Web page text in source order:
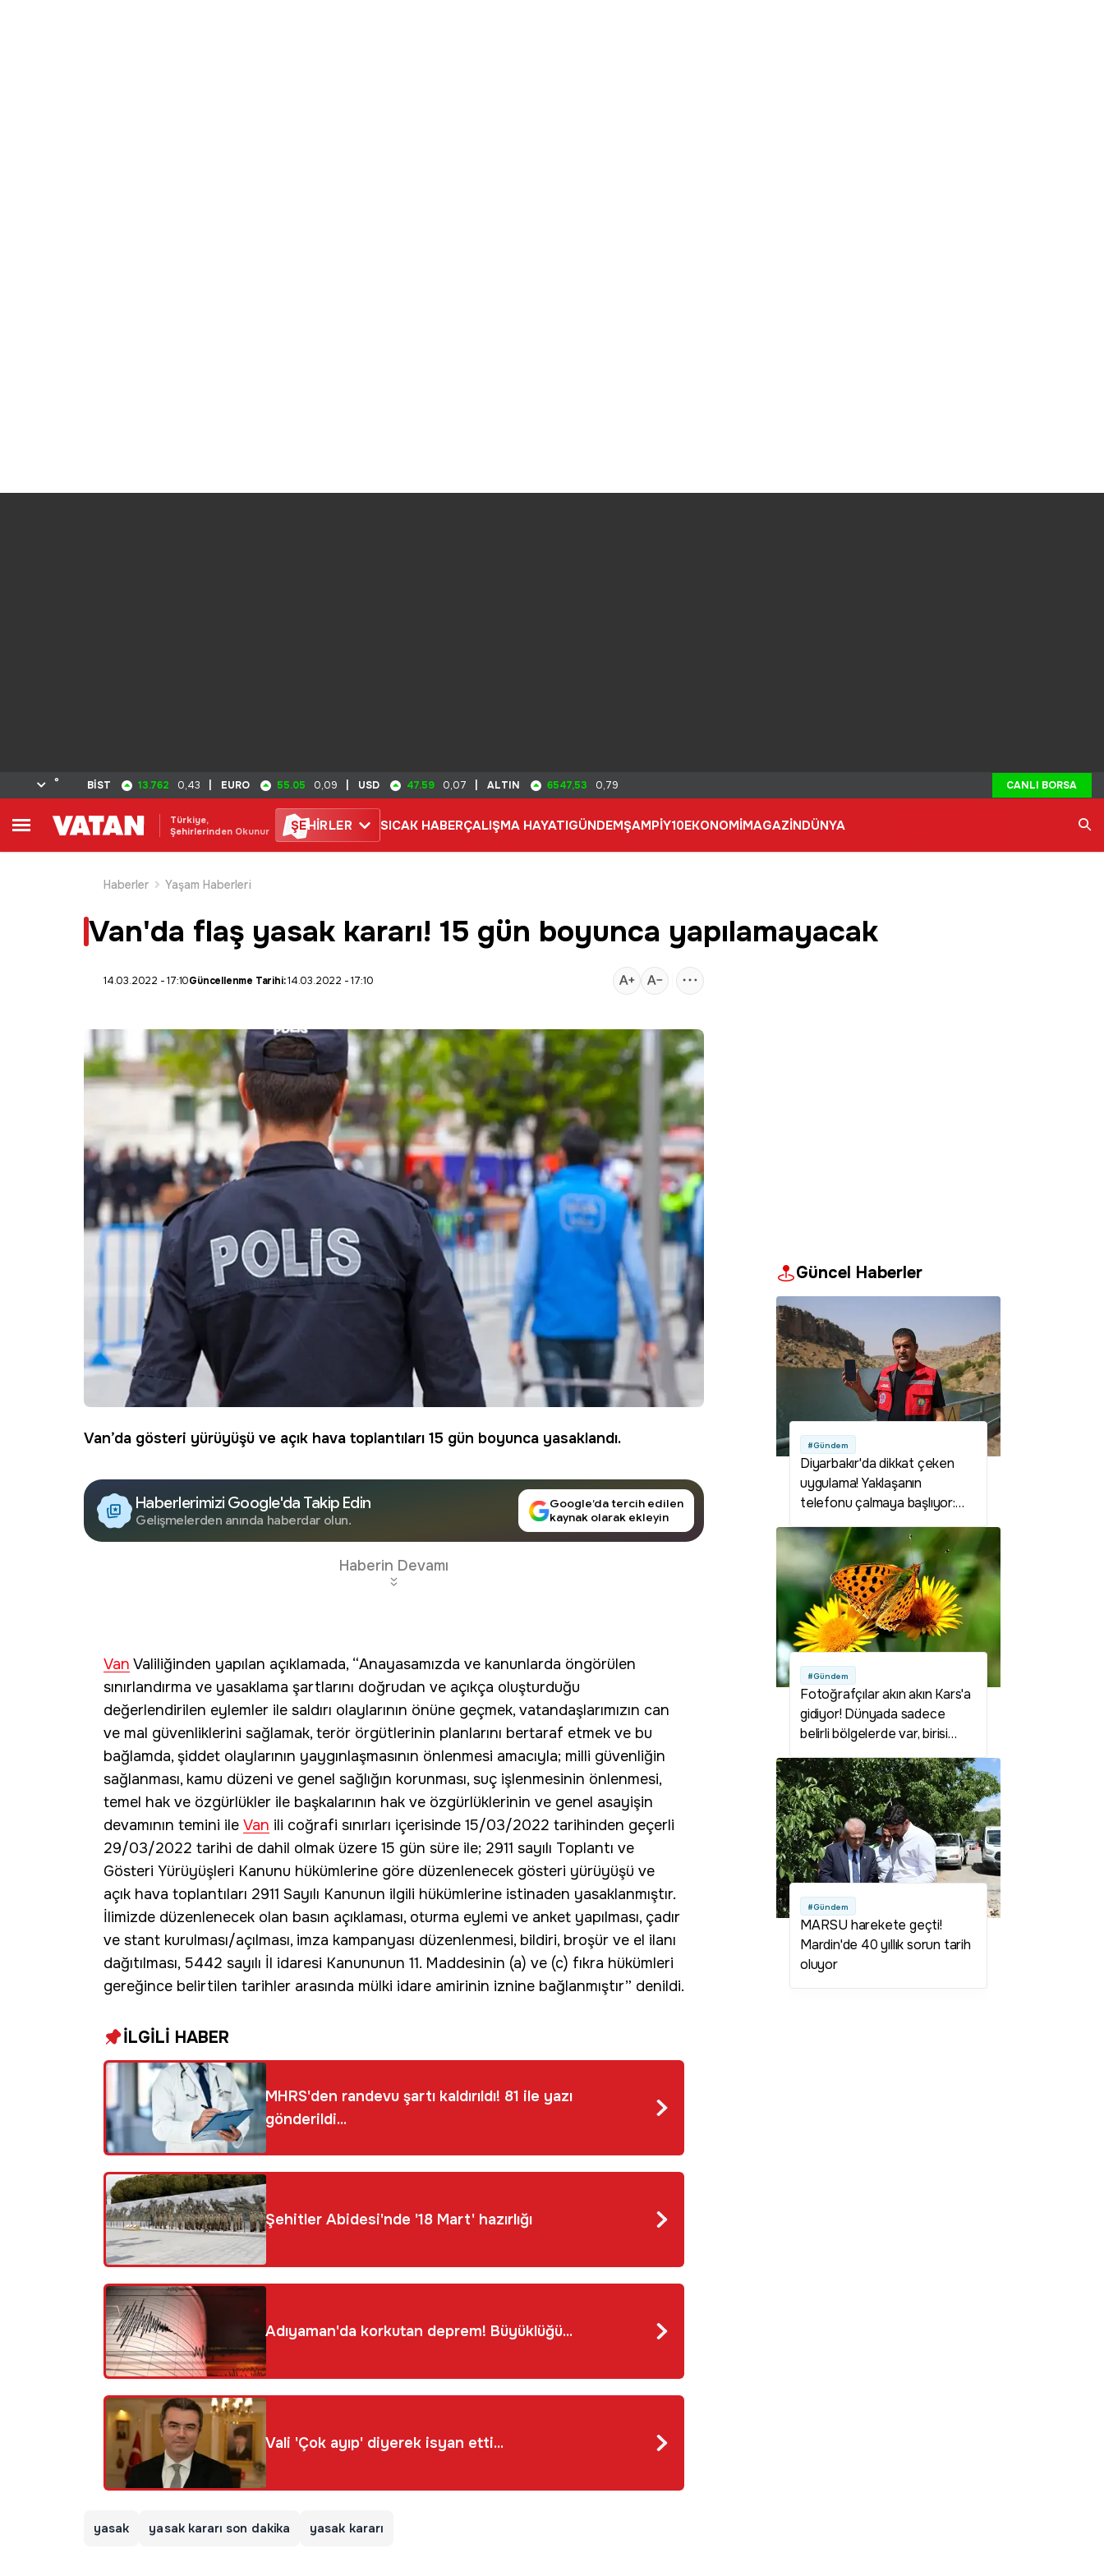
° BİST 13.762 0,43 EURO 55.05 0,09 USD 47.59 0,07 ALTIN 6547,53 0,79 CANLI BORSA
Türkiye,
Şehirlerinden Okunur
ŞEHİRLER SICAK HABERÇALIŞMA HAYATIGÜNDEMŞAMPİY10EKONOMİMAGAZİNDÜNYA
Haberler
Yaşam Haberleri
Van'da flaş yasak kararı! 15 gün boyunca yapılamayacak
14.03.2022 - 17:10Güncellenme Tarihi:14.03.2022 - 17:10
Van’da gösteri yürüyüşü ve açık hava toplantıları 15 gün boyunca yasaklandı.
Haberlerimizi Google'da Takip Edin
Gelişmelerden anında haberdar olun.
Google’da tercih edilen
kaynak olarak ekleyin
Haberin Devamı
Van Valiliğinden yapılan açıklamada, “Anayasamızda ve kanunlarda öngörülen
sınırlandırma ve yasaklama şartlarını doğrudan ve açıkça oluşturduğu
değerlendirilen eylemler ile saldırı olaylarının önüne geçmek, vatandaşlarımızın can
ve mal güvenliklerini sağlamak, terör örgütlerinin planlarını bertaraf etmek ve bu
bağlamda, şiddet olaylarının yaygınlaşmasının önlenmesi amacıyla; milli güvenliğin
sağlanması, kamu düzeni ve genel sağlığın korunması, suç işlenmesinin önlenmesi,
temel hak ve özgürlükler ile başkalarının hak ve özgürlüklerinin ve genel asayişin
devamının temini ile Van ili coğrafi sınırları içerisinde 15/03/2022 tarihinden geçerli
29/03/2022 tarihi de dahil olmak üzere 15 gün süre ile; 2911 sayılı Toplantı ve
Gösteri Yürüyüşleri Kanunu hükümlerine göre düzenlenecek gösteri yürüyüşü ve
açık hava toplantıları 2911 Sayılı Kanunun ilgili hükümlerine istinaden yasaklanmıştır.
İlimizde düzenlenecek olan basın açıklaması, oturma eylemi ve anket yapılması, çadır
ve stant kurulması/açılması, imza kampanyası düzenlenmesi, bildiri, broşür ve el ilanı
dağıtılması, 5442 sayılı İl idaresi Kanununun 11. Maddesinin (a) ve (c) fıkra hükümleri
gereğince belirtilen tarihler arasında mülki idare amirinin iznine bağlanmıştır” denildi.
İLGİLİ HABER
MHRS'den randevu şartı kaldırıldı! 81 ile yazı
gönderildi...
Şehitler Abidesi'nde '18 Mart' hazırlığı
Adıyaman'da korkutan deprem! Büyüklüğü...
Vali 'Çok ayıp' diyerek isyan etti...
yasak yasak kararı son dakika yasak kararı
Güncel Haberler
#Gündem
Diyarbakır'da dikkat çeken
uygulama! Yaklaşanın
telefonu çalmaya başlıyor:
#Gündem
Fotoğrafçılar akın akın Kars'a
gidiyor! Dünyada sadece
belirli bölgelerde var, birisi
#Gündem
MARSU harekete geçti!
Mardin'de 40 yıllık sorun tarih
oluyor